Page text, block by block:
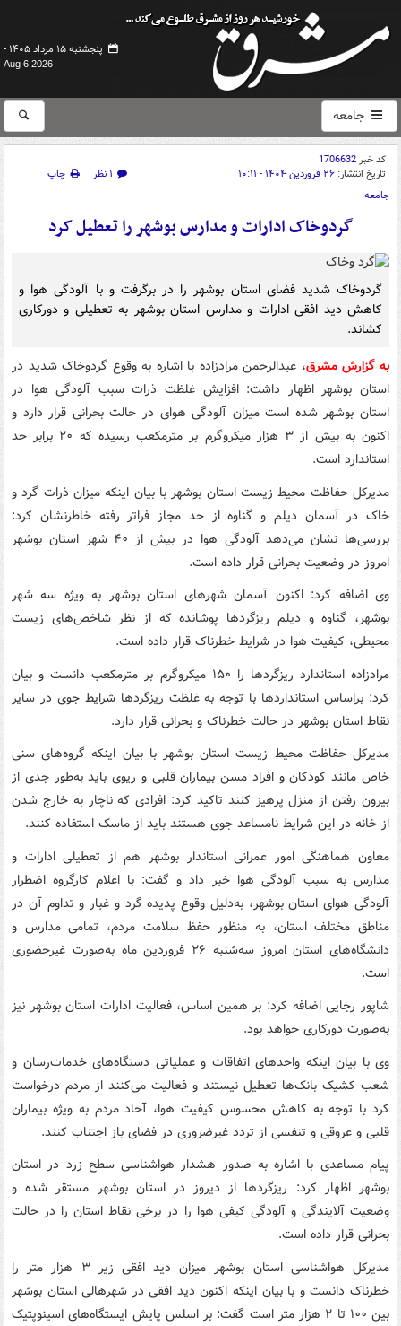
پنجشنبه ۱۵ مرداد ۱۴۰۵ -
Aug 6 2026
جامعه
کد خبر1706632
تاریخ انتشار: ۲۶ فروردین ۱۴۰۴ - ۱۰:۱۱ ۱ نظر
چاپ
جامعه
گردوخاک ادارات و مدارس بوشهر را تعطیل کرد
گردوخاک شدید فضای استان بوشهر را در برگرفت و با آلودگی هوا و
کاهش دید افقی ادارات و مدارس استان بوشهر به تعطیلی و دورکاری
کشاند.
به گزارش مشرق، عبدالرحمن مرادزاده با اشاره به وقوع گردوخاک شدید در
استان بوشهر اظهار داشت: افزایش غلظت ذرات سبب آلودگی هوا در
استان بوشهر شده است میزان آلودگی هوای در حالت بحرانی قرار دارد و
اکنون به بیش از ۳ هزار میکروگرم بر مترمکعب رسیده که ۲۰ برابر حد
استاندارد است.
مدیرکل حفاظت محیط زیست استان بوشهر با بیان اینکه میزان ذرات گرد و
خاک در آسمان دیلم و گناوه از حد مجاز فراتر رفته خاطرنشان کرد:
بررسی‌ها نشان می‌دهد آلودگی هوا در بیش از ۴۰ شهر استان بوشهر
امروز در وضعیت بحرانی قرار داده است.
وی اضافه کرد: اکنون آسمان شهرهای استان بوشهر به ویژه سه شهر
بوشهر، گناوه و دیلم ریزگردها پوشانده که از نظر شاخص‌های زیست
محیطی، کیفیت هوا در شرایط خطرناک قرار داده است.
مرادزاده استاندارد ریزگردها را ۱۵۰ میکروگرم بر مترمکعب دانست و بیان
کرد: براساس استانداردها با توجه به غلظت ریزگردها شرایط جوی در سایر
نقاط استان بوشهر در حالت خطرناک و بحرانی قرار دارد.
مدیرکل حفاظت محیط زیست استان بوشهر با بیان اینکه گروه‌های سنی
خاص مانند کودکان و افراد مسن بیماران قلبی و ریوی باید به‌طور جدی از
بیرون رفتن از منزل پرهیز کنند تاکید کرد: افرادی که ناچار به خارج شدن
از خانه در این شرایط نامساعد جوی هستند باید از ماسک استفاده کنند.
معاون هماهنگی امور عمرانی استاندار بوشهر هم از تعطیلی ادارات و
مدارس به سبب آلودگی هوا خبر داد و گفت: با اعلام کارگروه اضطرار
آلودگی هوای استان بوشهر، به‌دلیل وقوع پدیده گرد و غبار و تداوم آن در
مناطق مختلف استان، به منظور حفظ سلامت مردم، تمامی مدارس و
دانشگاه‌های استان امروز سه‌شنبه ۲۶ فروردین ماه به‌صورت غیرحضوری
است.
شاپور رجایی اضافه کرد: بر همین اساس، فعالیت ادارات استان بوشهر نیز
به‌صورت دورکاری خواهد بود.
وی با بیان اینکه واحدهای اتفاقات و عملیاتی دستگاه‌های خدمات‌رسان و
شعب کشیک بانک‌ها تعطیل نیستند و فعالیت می‌کنند از مردم درخواست
کرد با توجه به کاهش محسوس کیفیت هوا، آحاد مردم به ویژه بیماران
قلبی و عروقی و تنفسی از تردد غیرضروری در فضای باز اجتناب کنند.
پیام مساعدی با اشاره به صدور هشدار هواشناسی سطح زرد در استان
بوشهر اظهار کرد: ریزگردها از دیروز در استان بوشهر مستقر شده و
وضعیت آلایندگی و آلودگی کیفی هوا را در برخی نقاط استان را در حالت
بحرانی قرار داده است.
مدیرکل هواشناسی استان بوشهر میزان دید افقی زیر ۳ هزار متر را
خطرناک دانست و با بیان اینکه اکنون دید افقی در شهرهالی استان بوشهر
بین ۱۰۰ تا ۲ هزار متر است گفت: بر اسلس پایش ایستگاه‌های اسینوپتیک